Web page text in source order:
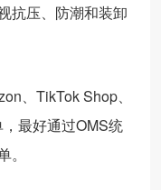
抗压、防潮和装卸
、TikTok Shop、
最好通过OMS统